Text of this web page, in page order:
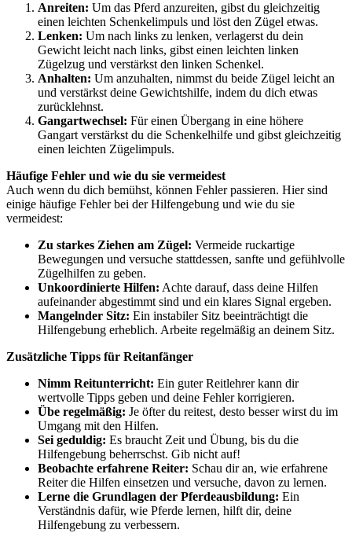
Anreiten: Um das Pferd anzureiten, gibst du gleichzeitig
einen leichten Schenkelimpuls und löst den Zügel etwas.
Lenken: Um nach links zu lenken, verlagerst du dein
Gewicht leicht nach links, gibst einen leichten linken
Zügelzug und verstärkst den linken Schenkel.
Anhalten: Um anzuhalten, nimmst du beide Zügel leicht an
und verstärkst deine Gewichtshilfe, indem du dich etwas
zurücklehnst.
Gangartwechsel: Für einen Übergang in eine höhere
Gangart verstärkst du die Schenkelhilfe und gibst gleichzeitig
einen leichten Zügelimpuls.
Häufige Fehler und wie du sie vermeidest
Auch wenn du dich bemühst, können Fehler passieren. Hier sind
einige häufige Fehler bei der Hilfengebung und wie du sie
vermeidest:
Zu starkes Ziehen am Zügel: Vermeide ruckartige
Bewegungen und versuche stattdessen, sanfte und gefühlvolle
Zügelhilfen zu geben.
Unkoordinierte Hilfen: Achte darauf, dass deine Hilfen
aufeinander abgestimmt sind und ein klares Signal ergeben.
Mangelnder Sitz: Ein instabiler Sitz beeinträchtigt die
Hilfengebung erheblich. Arbeite regelmäßig an deinem Sitz.
Zusätzliche Tipps für Reitanfänger
Nimm Reitunterricht: Ein guter Reitlehrer kann dir
wertvolle Tipps geben und deine Fehler korrigieren.
Übe regelmäßig: Je öfter du reitest, desto besser wirst du im
Umgang mit den Hilfen.
Sei geduldig: Es braucht Zeit und Übung, bis du die
Hilfengebung beherrschst. Gib nicht auf!
Beobachte erfahrene Reiter: Schau dir an, wie erfahrene
Reiter die Hilfen einsetzen und versuche, davon zu lernen.
Lerne die Grundlagen der Pferdeausbildung: Ein
Verständnis dafür, wie Pferde lernen, hilft dir, deine
Hilfengebung zu verbessern.